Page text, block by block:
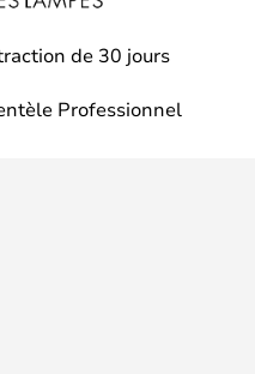
de 30 jours
Professionnel